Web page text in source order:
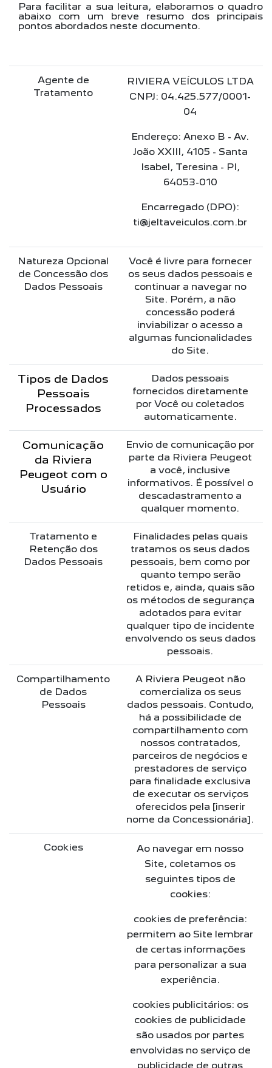
Para facilitar a sua leitura, elaboramos o quadro
abaixo com um breve resumo dos principais
pontos abordados neste documento.
Agente de
Tratamento
RIVIERA VEÍCULOS LTDA
CNPJ: 04.425.577/0001-
04
Endereço: Anexo B - Av.
João XXIII, 4105 - Santa
Isabel, Teresina - PI,
64053-010
Encarregado (DPO):
ti@jeltaveiculos.com.br
Natureza Opcional
de Concessão dos
Dados Pessoais
Você é livre para fornecer
os seus dados pessoais e
continuar a navegar no
Site. Porém, a não
concessão poderá
inviabilizar o acesso a
algumas funcionalidades
do Site.
Tipos de Dados
Pessoais
Processados
Dados pessoais
fornecidos diretamente
por Você ou coletados
automaticamente.
Comunicação
da Riviera
Peugeot com o
Usuário
Envio de comunicação por
parte da Riviera Peugeot
a você, inclusive
informativos. É possível o
descadastramento a
qualquer momento.
Tratamento e
Retenção dos
Dados Pessoais
Finalidades pelas quais
tratamos os seus dados
pessoais, bem como por
quanto tempo serão
retidos e, ainda, quais são
os métodos de segurança
adotados para evitar
qualquer tipo de incidente
envolvendo os seus dados
pessoais.
Compartilhamento
de Dados
Pessoais
A Riviera Peugeot não
comercializa os seus
dados pessoais. Contudo,
há a possibilidade de
compartilhamento com
nossos contratados,
parceiros de negócios e
prestadores de serviço
para finalidade exclusiva
de executar os serviços
oferecidos pela [inserir
nome da Concessionária].
Cookies
Ao navegar em nosso
Site, coletamos os
seguintes tipos de
cookies:
cookies de preferência:
permitem ao Site lembrar
de certas informações
para personalizar a sua
experiência.
cookies publicitários: os
cookies de publicidade
são usados por partes
envolvidas no serviço de
publicidade de outras